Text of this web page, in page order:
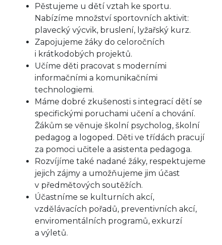
Pěstujeme u dětí vztah ke sportu.
Nabízíme množství sportovních aktivit:
plavecký výcvik, bruslení, lyžařský kurz.
Zapojujeme žáky do celoročních
i krátkodobých projektů.
Učíme děti pracovat s moderními
informačními a komunikačními
technologiemi.
Máme dobré zkušenosti s integrací dětí se
specifickými poruchami učení a chování.
Žákům se věnuje školní psycholog, školní
pedagog a logoped. Děti ve třídách pracují
za pomoci učitele a asistenta pedagoga.
Rozvíjíme také nadané žáky, respektujeme
jejich zájmy a umožňujeme jim účast
v předmětových soutěžích.
Účastníme se kulturních akcí,
vzdělávacích pořadů, preventivních akcí,
enviromentálních programů, exkurzí
a výletů.